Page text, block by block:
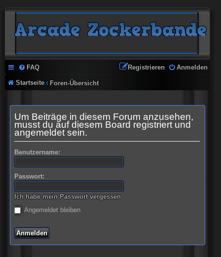
FAQ Anmelden
Registrieren
Startseite Foren-Übersicht
Um Beiträge in diesem Forum anzusehen,
musst du auf diesem Board registriert und
angemeldet sein.
Benutzername:
Passwort:
Ich habe mein Passwort vergessen
Angemeldet bleiben